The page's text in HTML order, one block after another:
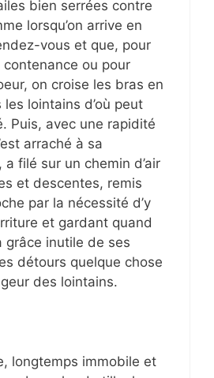
bien serrées contre
lorsqu’on arrive en
vous et que, pour
ou pour
on croise les bras en
lointains d’où peut
Puis, avec une rapidité
arraché à sa
filé sur un chemin d’air
et descentes, remis
par la nécessité d’y
et gardant quand
grâce inutile de ses
détours quelque chose
des lointains.
longtemps immobile et